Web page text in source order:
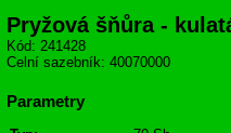
Pryžová šňůra -
Kód: 241428
Celní sazebník: 40070000
Parametry